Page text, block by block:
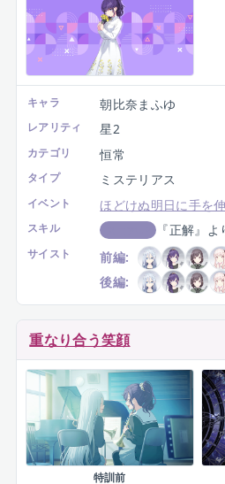
キャラ 朝比奈まふゆ
レアリティ 星2
カテゴリ 恒常
タイプ ミステリアス
イベント ほどけぬ明日に手を
スキル 『正解』
サイスト
前編:
後編:
重なり合う笑顔
特訓前